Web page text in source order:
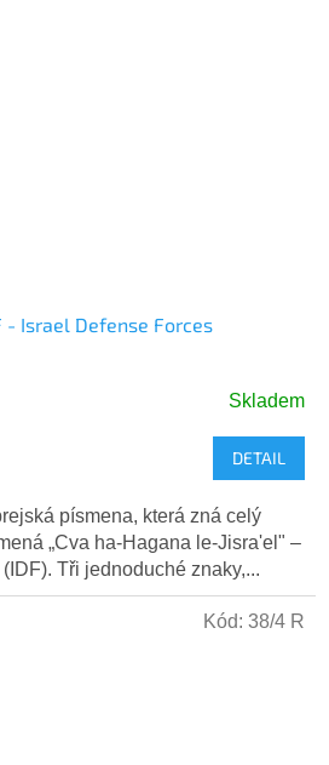
- Israel Defense Forces
Skladem
DETAIL
„Cva ha-Hagana le-Jisra'el" –
Tři jednoduché znaky,...
Kód: 38/4 R